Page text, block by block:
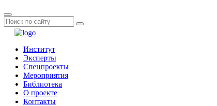
Институт
Эксперты
Спецпроекты
Мероприятия
Библиотека
О проекте
Контакты